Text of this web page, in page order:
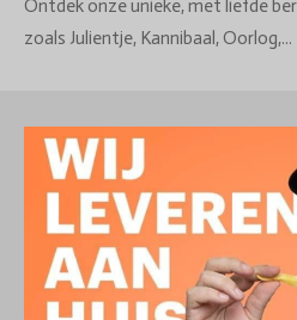
Ontdek onze unieke, met liefde
zoals Julientje, Kannibaal, Oorlog,...